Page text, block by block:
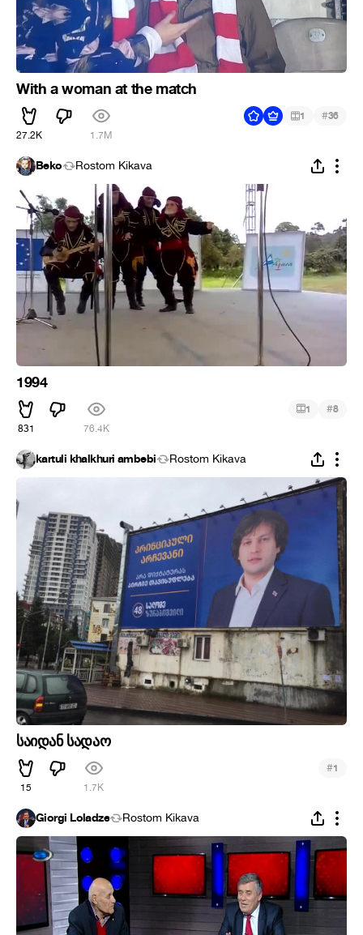
With a woman at the match
27.2K 1.7M
1 #36
Beko Rostom Kikava
1994
831 76.4K
1 #8
kartuli khalkhuri ambebi Rostom Kikava
საიდან სადაო
15 1.7K
#1
Giorgi Loladze Rostom Kikava